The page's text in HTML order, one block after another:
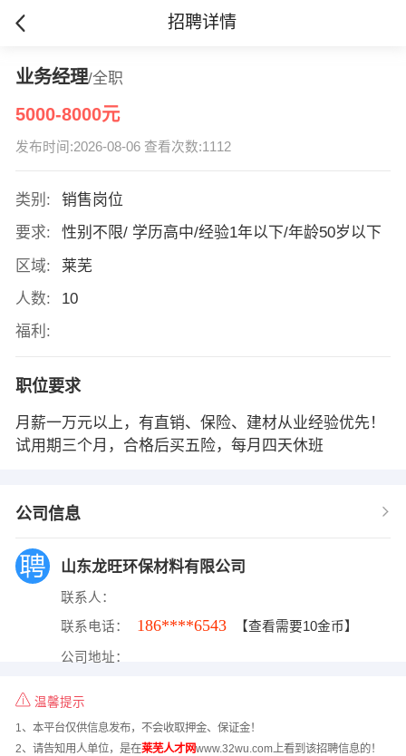
招聘详情
业务经理/全职
5000-8000元
发布时间:2026-08-06 查看次数:1112
类别:
销售岗位
要求:
性别不限/ 学历高中/经验1年以下/年龄50岁以下
区域:
莱芜
人数:
10
福利:
职位要求
月薪一万元以上，有直销、保险、建材从业经验优先！
试用期三个月，合格后买五险，每月四天休班
公司信息
山东龙旺环保材料有限公司
联系人：
联系电话： 186****6543 【查看需要10金币】
公司地址：
温馨提示
1、本平台仅供信息发布，不会收取押金、保证金！
2、请告知用人单位，是在莱芜人才网www.32wu.com上看到该招聘信息的！